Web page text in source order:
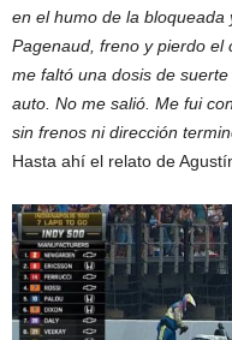
en el humo de la
Pagenaud, freno y pierdo el
me faltó una dosis de
auto. No me salió. Me fui
sin frenos ni dirección
Hasta ahí el relato de